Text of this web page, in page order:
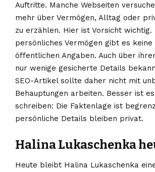
Auftritte. Manche Webseiten
mehr über Vermögen, Alltag oder
zu erzählen. Hier ist Vorsicht wichtig.
persönliches Vermögen gibt es
öffentlichen Angaben. Auch über
nur wenige gesicherte Details
SEO-Artikel sollte daher nicht mit
Behauptungen arbeiten. Besser ist
schreiben: Die Faktenlage ist
persönliche Details bleiben privat.
Halina Lukaschenka
Heute bleibt Halina Lukaschenka